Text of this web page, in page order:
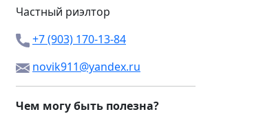
Частный риэлтор
+7 (903) 170-13-84
novik911@yandex.ru
Чем могу быть полезна?